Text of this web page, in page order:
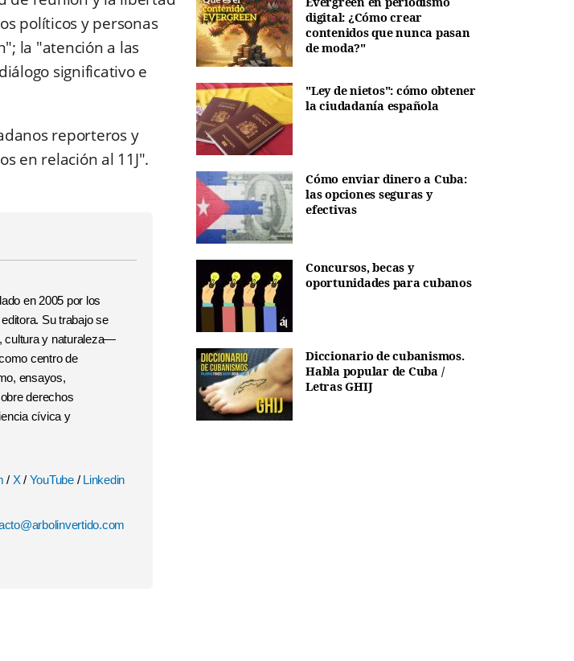
políticos y personas
la "atención a las
significativo e
reporteros y
en relación al 11J".
en 2005 por los
Su trabajo se
cultura y naturaleza—
centro de
ensayos,
derechos
cívica y
/ X/ YouTube / Linkedin
digital: ¿Cómo crear
contenidos que nunca pasan
de moda?"
"Ley de nietos": cómo obtener
la ciudadanía española
Cómo enviar dinero a Cuba:
las opciones seguras y
efectivas
Concursos, becas y
oportunidades para cubanos
Diccionario de cubanismos.
Habla popular de Cuba /
Letras GHIJ